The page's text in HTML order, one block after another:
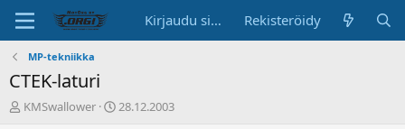
Kirjaudu sisään Rekisteröidy
MP-tekniikka
CTEK-laturi
K
KMSwallower
A
28.12.2003